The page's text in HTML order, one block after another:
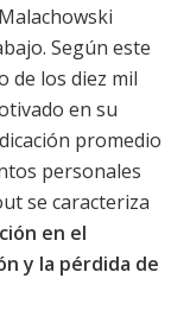
Según este
de los diez mil
en su
promedio
personales
se caracteriza
en el
y la pérdida de